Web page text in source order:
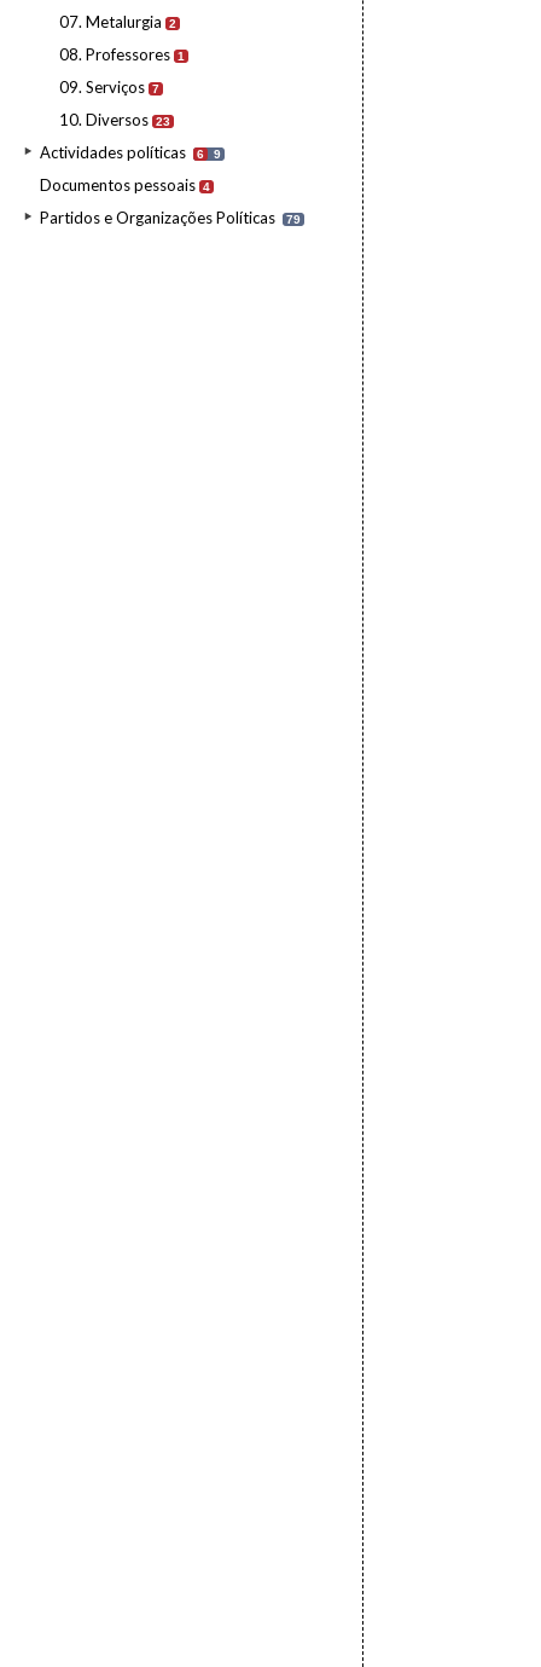
07. Metalurgia 2
08. Professores 1
09. Serviços 7
10. Diversos 23
Actividades políticas 6 9
Documentos pessoais 4
Partidos e Organizações Políticas 79